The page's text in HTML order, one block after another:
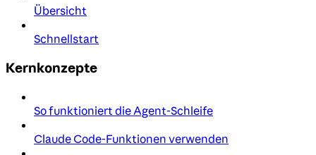
Übersicht
Schnellstart
Kernkonzepte
So funktioniert die Agent-Schleife
Claude Code-Funktionen verwenden